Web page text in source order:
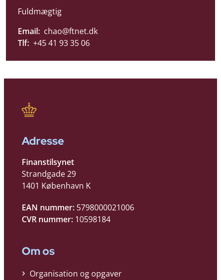
Fuldmægtig
Email: chao@ftnet.dk
Tlf: +45 41 93 35 06
Adresse
Finanstilsynet
Strandgade 29
1401 København K
EAN nummer: 5798000021006
CVR nummer: 10598184
Om os
Organisation og opgaver